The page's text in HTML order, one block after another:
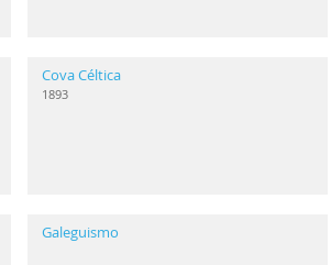
Cova Céltica
1893
Galeguismo